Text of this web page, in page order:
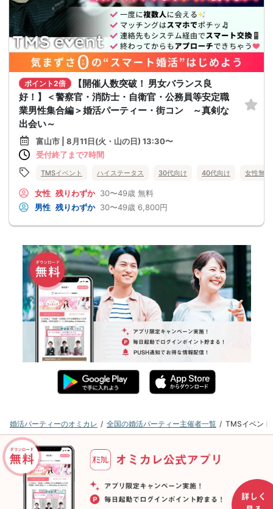
ポイント2倍
【開催人数突破！ 男女バランス良
好！】＜警察官・消防士・自衛官・公務員等安定職
業男性集合編＞婚活パーティー・街コン ～真剣な
出会い～
富山市 | 8月11日(火・山の日) 13:30〜
受付終了まで7時間
TMSイベント ハイステータス 30代向け 40代向け 女性無料
女性 残りわずか 30〜49歳 無料
男性 残りわずか 30〜49歳 6,800円
婚活パーティーのオミカレ 全国の婚活パーティー主催者一覧 TMSイベント